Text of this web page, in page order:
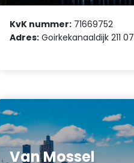
KvK nummer: 71669752
Adres: Goirkekanaaldijk 211 07
Van Mossel